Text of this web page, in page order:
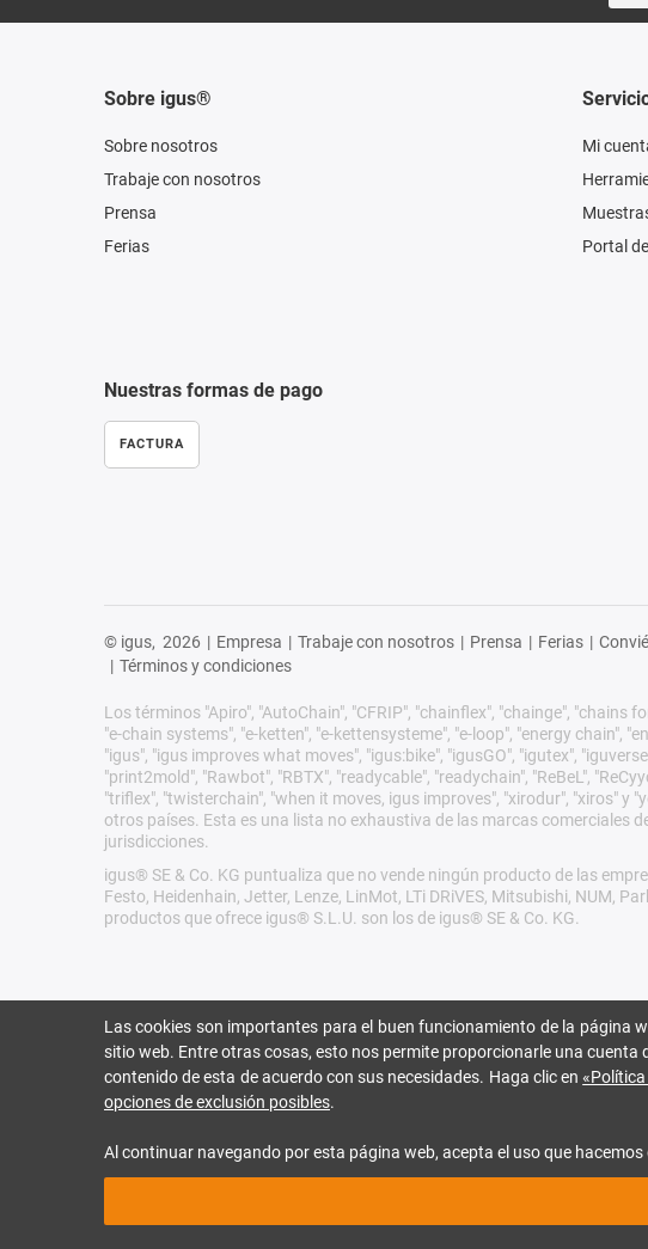
Sobre igus®
Sobre nosotros
Trabaje con nosotros
Prensa
Ferias
Mi
Portal
Nuestras formas de pago
FACTURA
© igus, 2026 | Empresa | Trabaje con nosotros | Prensa | Ferias |
| Términos y condiciones
Los términos "Apiro", "AutoChain", "CFRIP", "chainflex", "chainge", "chains
"e-chain systems", "e-ketten", "e-kettensysteme", "e-loop", "energy chain",
"igus", "igus improves what moves", "igus:bike", "igusGO", "igutex",
"print2mold", "Rawbot", "RBTX", "readycable", "readychain", "ReBeL",
"triflex", "twisterchain", "when it moves, igus improves", "xirodur", "xiros" y
otros países. Esta es una lista no exhaustiva de las marcas comerciales
jurisdicciones.
igus® SE & Co. KG puntualiza que no vende ningún producto de las
Festo, Heidenhain, Jetter, Lenze, LinMot, LTi DRiVES, Mitsubishi, NUM,
productos que ofrece igus® S.L.U. son los de igus® SE & Co. KG.
Las cookies son importantes para el buen funcionamiento de la página
sitio web. Entre otras cosas, esto nos permite proporcionarle una
contenido de esta de acuerdo con sus necesidades. Haga clic en
opciones de exclusión posibles.
Al continuar navegando por esta página web, acepta el uso que hacemos